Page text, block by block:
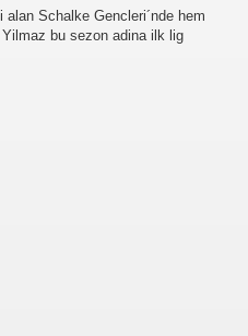
alan Schalke Gencleri´nde hem
bu sezon adina ilk lig